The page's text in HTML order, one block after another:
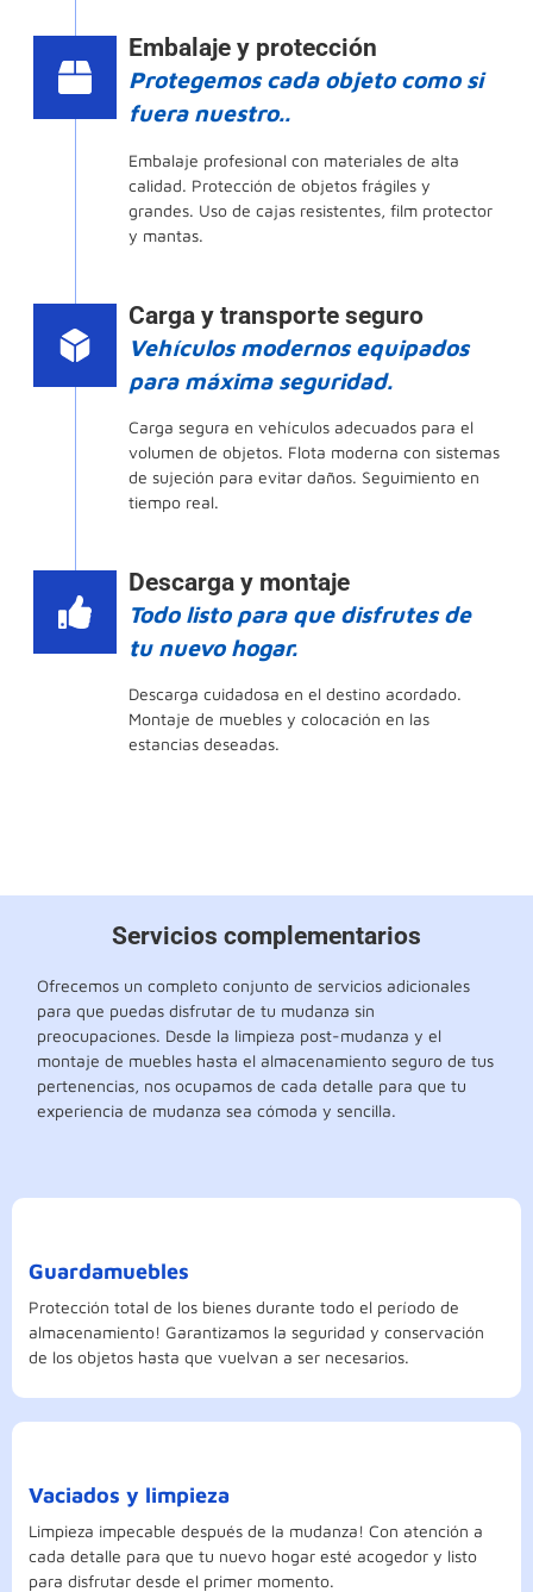
Embalaje y protección
Protegemos cada objeto como si
fuera nuestro..
Embalaje profesional con materiales de alta
calidad. Protección de objetos frágiles y
grandes. Uso de cajas resistentes, film protector
y mantas.
Carga y transporte seguro
Vehículos modernos equipados
para máxima seguridad.
Carga segura en vehículos adecuados para el
volumen de objetos. Flota moderna con sistemas
de sujeción para evitar daños. Seguimiento en
tiempo real.
Descarga y montaje
Todo listo para que disfrutes de
tu nuevo hogar.
Descarga cuidadosa en el destino acordado.
Montaje de muebles y colocación en las
estancias deseadas.
Servicios complementarios
Ofrecemos un completo conjunto de servicios adicionales
para que puedas disfrutar de tu mudanza sin
preocupaciones. Desde la limpieza post-mudanza y el
montaje de muebles hasta el almacenamiento seguro de tus
pertenencias, nos ocupamos de cada detalle para que tu
experiencia de mudanza sea cómoda y sencilla.
Guardamuebles
Protección total de los bienes durante todo el período de
almacenamiento! Garantizamos la seguridad y conservación
de los objetos hasta que vuelvan a ser necesarios.
Vaciados y limpieza
Limpieza impecable después de la mudanza! Con atención a
cada detalle para que tu nuevo hogar esté acogedor y listo
para disfrutar desde el primer momento.